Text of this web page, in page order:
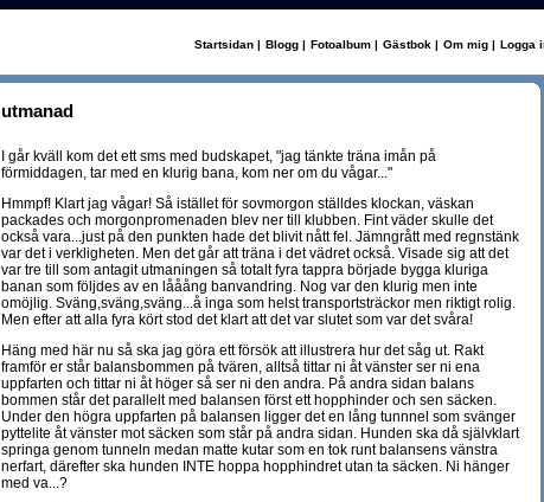
Startsidan | Blogg | Fotoalbum | Gästbok | Om mig | Logga
utmanad
I går kväll kom det ett sms med budskapet, "jag tänkte träna imån på
förmiddagen, tar med en klurig bana, kom ner om du vågar..."
Hmmpf! Klart jag vågar! Så istället för sovmorgon ställdes klockan, väskan
packades och morgonpromenaden blev ner till klubben. Fint väder skulle det
också vara...just på den punkten hade det blivit nått fel. Jämngrått med regnstänk
var det i verkligheten. Men det går att träna i det vädret också. Visade sig att det
var tre till som antagit utmaningen så totalt fyra tappra började bygga kluriga
banan som följdes av en lååång banvandring. Nog var den klurig men inte
omöjlig. Sväng,sväng,sväng...å inga som helst transportsträckor men riktigt rolig.
Men efter att alla fyra kört stod det klart att det var slutet som var det svåra!
Häng med här nu så ska jag göra ett försök att illustrera hur det såg ut. Rakt
framför er står balansbommen på tvären, alltså tittar ni åt vänster ser ni ena
uppfarten och tittar ni åt höger så ser ni den andra. På andra sidan balans
bommen står det parallelt med balansen först ett hopphinder och sen säcken.
Under den högra uppfarten på balansen ligger det en lång tunnnel som svänger
pyttelite åt vänster mot säcken som står på andra sidan. Hunden ska då självklart
springa genom tunneln medan matte kutar som en tok runt balansens vänstra
nerfart, därefter ska hunden INTE hoppa hopphindret utan ta säcken. Ni hänger
med va...?